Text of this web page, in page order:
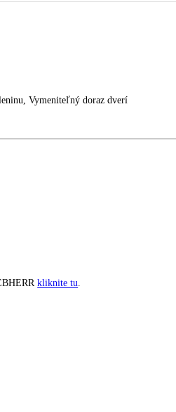
CU 281
na zeleninu, Vymeniteľný doraz dverí